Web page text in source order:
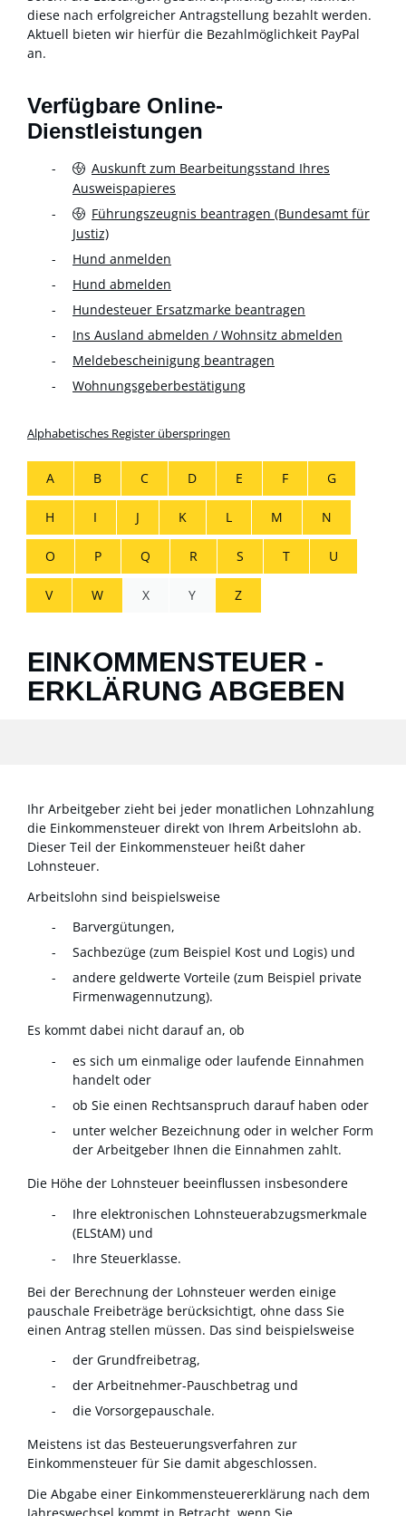
diese nach erfolgreicher Antragstellung bezahlt werden.
Aktuell bieten wir hierfür die Bezahlmöglichkeit PayPal
an.
Verfügbare Online-
Dienstleistungen
Auskunft zum Bearbeitungsstand Ihres
Ausweispapieres
Führungszeugnis beantragen (Bundesamt für
Justiz)
Hund anmelden
Hund abmelden
Hundesteuer Ersatzmarke beantragen
Ins Ausland abmelden / Wohnsitz abmelden
Meldebescheinigung beantragen
Wohnungsgeberbestätigung
Alphabetisches Register überspringen
A B C D E F G
H I J K L M N
O P Q R S T U
V W X Y Z
EINKOMMENSTEUER -
ERKLÄRUNG ABGEBEN
Ihr Arbeitgeber zieht bei jeder monatlichen Lohnzahlung
die Einkommensteuer direkt von Ihrem Arbeitslohn ab.
Dieser Teil der Einkommensteuer heißt daher
Lohnsteuer.
Arbeitslohn sind beispielsweise
Barvergütungen,
Sachbezüge (zum Beispiel Kost und Logis) und
andere geldwerte Vorteile (zum Beispiel private
Firmenwagennutzung).
Es kommt dabei nicht darauf an, ob
es sich um einmalige oder laufende Einnahmen
handelt oder
ob Sie einen Rechtsanspruch darauf haben oder
unter welcher Bezeichnung oder in welcher Form
der Arbeitgeber Ihnen die Einnahmen zahlt.
Die Höhe der Lohnsteuer beeinflussen insbesondere
Ihre elektronischen Lohnsteuerabzugsmerkmale
(ELStAM) und
Ihre Steuerklasse.
Bei der Berechnung der Lohnsteuer werden einige
pauschale Freibeträge berücksichtigt, ohne dass Sie
einen Antrag stellen müssen. Das sind beispielsweise
der Grundfreibetrag,
der Arbeitnehmer-Pauschbetrag und
die Vorsorgepauschale.
Meistens ist das Besteuerungsverfahren zur
Einkommensteuer für Sie damit abgeschlossen.
Die Abgabe einer Einkommensteuererklärung nach dem
Jahreswechsel kommt in Betracht, wenn Sie